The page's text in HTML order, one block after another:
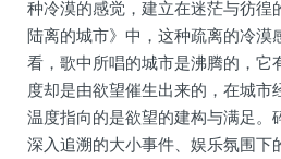
种冷漠的感觉，建立在迷茫与彷徨
陆离的城市》中，这种疏离的冷漠
看，歌中所唱的城市是沸腾的，它
度却是由欲望催生出来的，在城市
温度指向的是欲望的建构与满足。
深入追溯的大小事件、娱乐氛围